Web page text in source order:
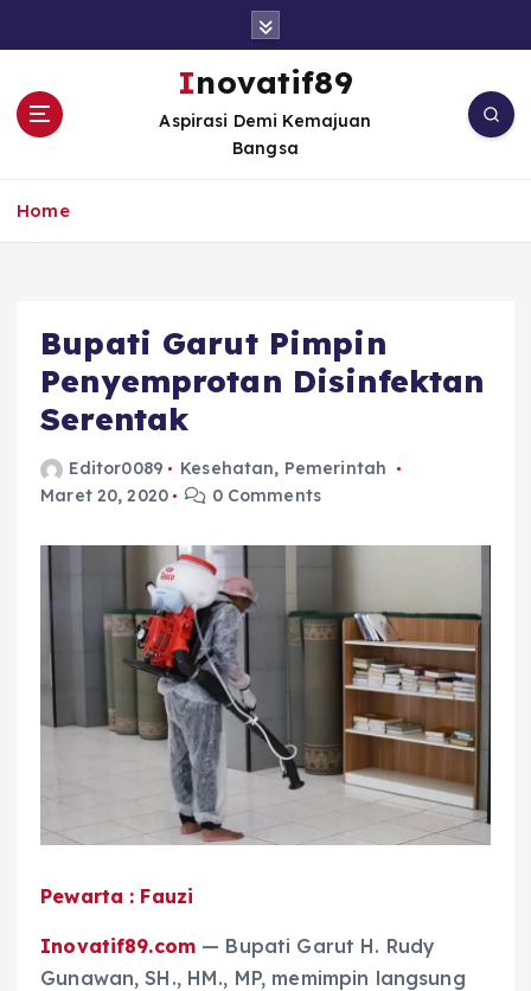
Inovatif89
Aspirasi Demi Kemajuan
Bangsa
Home
Bupati Garut Pimpin
Penyemprotan Disinfektan
Serentak
Editor0089 Kesehatan, Pemerintah
Maret 20, 2020
0 Comments
Pewarta : Fauzi
Inovatif89.com — Bupati Garut H. Rudy
Gunawan, SH., HM., MP, memimpin langsung